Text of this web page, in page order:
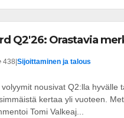
Q2'26: Orastavia
438 Sijoittaminen ja talous
nousivat Q2:lla hyvälle
kertaa yli vuoteen.
Tomi Valkeaj...